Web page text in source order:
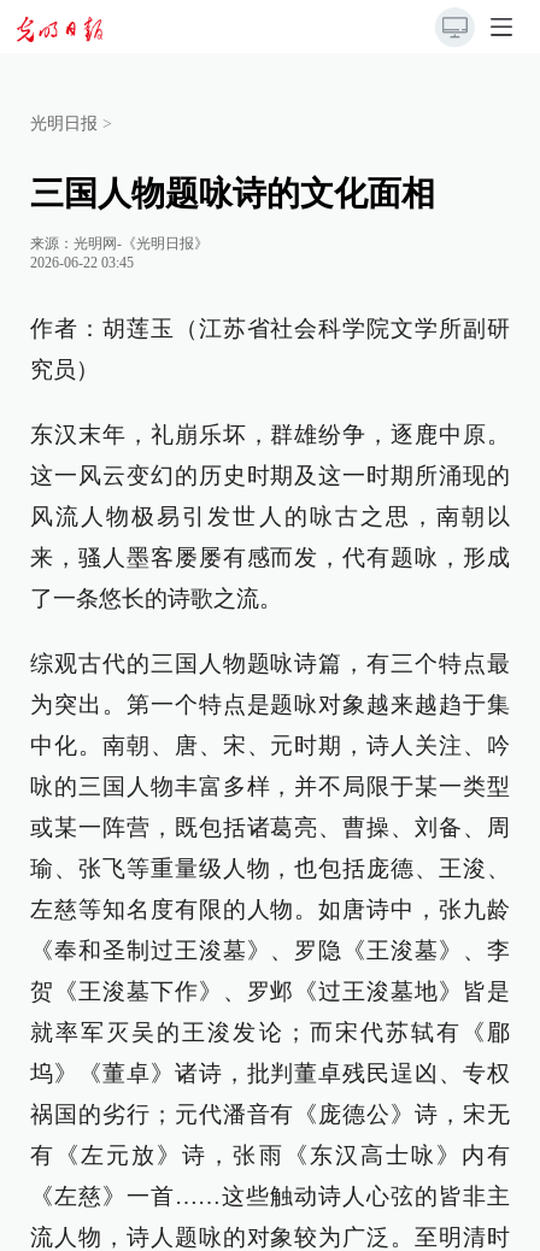
光明日报 >
三国人物题咏诗的文化面相
来源： 光明网-《光明日报》
2026-06-22 03:45
作者：胡莲玉（江苏省社会科学院文学所副研
究员）
东汉末年，礼崩乐坏，群雄纷争，逐鹿中原。
这一风云变幻的历史时期及这一时期所涌现的
风流人物极易引发世人的咏古之思，南朝以
来，骚人墨客屡屡有感而发，代有题咏，形成
了一条悠长的诗歌之流。
综观古代的三国人物题咏诗篇，有三个特点最
为突出。第一个特点是题咏对象越来越趋于集
中化。南朝、唐、宋、元时期，诗人关注、吟
咏的三国人物丰富多样，并不局限于某一类型
或某一阵营，既包括诸葛亮、曹操、刘备、周
瑜、张飞等重量级人物，也包括庞德、王浚、
左慈等知名度有限的人物。如唐诗中，张九龄
《奉和圣制过王浚墓》、罗隐《王浚墓》、李
贺《王浚墓下作》、罗邺《过王浚墓地》皆是
就率军灭吴的王浚发论；而宋代苏轼有《郿
坞》《董卓》诸诗，批判董卓残民逞凶、专权
祸国的劣行；元代潘音有《庞德公》诗，宋无
有《左元放》诗，张雨《东汉高士咏》内有
《左慈》一首……这些触动诗人心弦的皆非主
流人物，诗人题咏的对象较为广泛。至明清时